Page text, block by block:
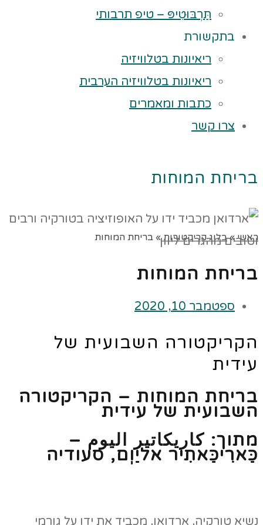
תַּרְבּוּטִיפּ – טיפ תרבותי
בתקשורת
ריאיונות בטלוויזיה
ריאיונות בטלוויזיה הערבית
כתבות ומאמרים
צרו קשר
בריחת המוחות
ראשי » בלוג קריקטורות » בריחת המוחות
בריחת המוחות
ספטמבר 10, 2020
הקריקטורה השבועית של
עידית
בריחת המוחות – הקריקטורה
השבועית של עידית
מתוך: كاريكاتير اليوم –
כַּארִיכַּאתִיר אליַוְם, סעודיה
נשיא טורקיה, ארדואן, מכביד את ידו על גורמי